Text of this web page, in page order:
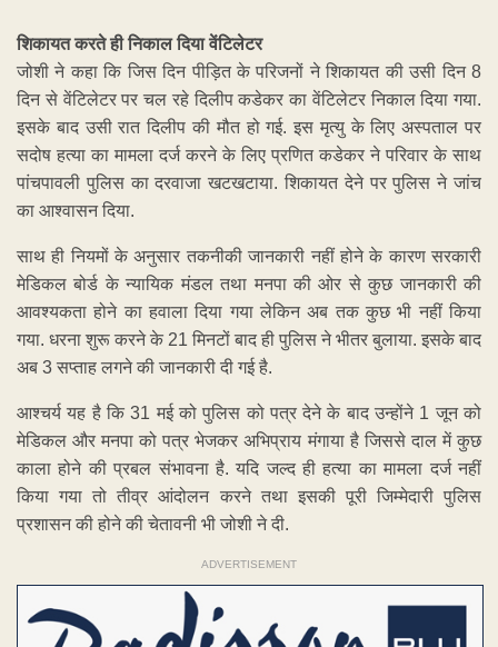
शिकायत करते ही निकाल दिया वेंटिलेटर
जोशी ने कहा कि जिस दिन पीड़ित के परिजनों ने शिकायत की उसी दिन 8
दिन से वेंटिलेटर पर चल रहे दिलीप कडेकर का वेंटिलेटर निकाल दिया गया.
इसके बाद उसी रात दिलीप की मौत हो गई. इस मृत्यु के लिए अस्पताल पर
सदोष हत्या का मामला दर्ज करने के लिए प्रणित कडेकर ने परिवार के साथ
पांचपावली पुलिस का दरवाजा खटखटाया. शिकायत देने पर पुलिस ने जांच
का आश्वासन दिया.
साथ ही नियमों के अनुसार तकनीकी जानकारी नहीं होने के कारण सरकारी
मेडिकल बोर्ड के न्यायिक मंडल तथा मनपा की ओर से कुछ जानकारी की
आवश्यकता होने का हवाला दिया गया लेकिन अब तक कुछ भी नहीं किया
गया. धरना शुरू करने के 21 मिनटों बाद ही पुलिस ने भीतर बुलाया. इसके बाद
अब 3 सप्ताह लगने की जानकारी दी गई है.
आश्चर्य यह है कि 31 मई को पुलिस को पत्र देने के बाद उन्होंने 1 जून को
मेडिकल और मनपा को पत्र भेजकर अभिप्राय मंगाया है जिससे दाल में कुछ
काला होने की प्रबल संभावना है. यदि जल्द ही हत्या का मामला दर्ज नहीं
किया गया तो तीव्र आंदोलन करने तथा इसकी पूरी जिम्मेदारी पुलिस
प्रशासन की होने की चेतावनी भी जोशी ने दी.
ADVERTISEMENT